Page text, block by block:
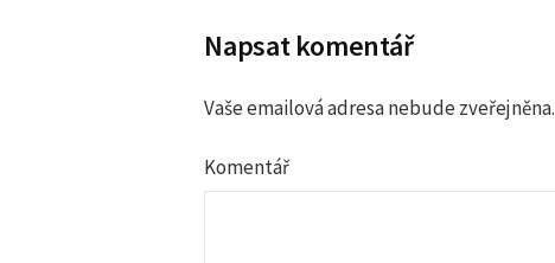
a
v
i
g
Napsat komentář
Vaše emailová adresa nebude zveřejněna.
Komentář